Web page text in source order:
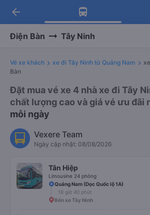
Tải app Vexere ngay!
Nhận ưu đãi thành viên độc
Tải app Vexere
-30k/ghế khi đặt vé máy bay
arrow_back
Điện Bàn Tây Ninh
Vé xe khách xe đi Tây Ninh từ Quảng Nam
Bàn
Đặt mua vé xe 4 nhà xe đi Tây
chất lượng cao và giá vé ưu đãi
mỗi ngày
Vexere Team
Ngày cập nhật: 08/08/2026
Tân Hiệp
Limousine 24 phòng
Quảng Nam (Dọc Quốc lộ 1A)
18 giờ 40 phút
Bến xe Tây Ninh